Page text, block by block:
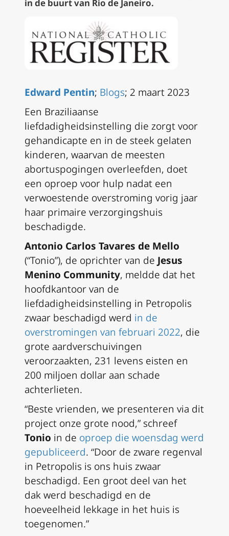
in de buurt van Rio de Janeiro.
Edward Pentin; Blogs; 2 maart 2023
Een Braziliaanse
liefdadigheidsinstelling die zorgt voor
gehandicapte en in de steek gelaten
kinderen, waarvan de meesten
abortuspogingen overleefden, doet
een oproep voor hulp nadat een
verwoestende overstroming vorig jaar
haar primaire verzorgingshuis
beschadigde.
Antonio Carlos Tavares de Mello
(“Tonio”), de oprichter van de Jesus
Menino Community, meldde dat het
hoofdkantoor van de
liefdadigheidsinstelling in Petropolis
zwaar beschadigd werd in de
overstromingen van februari 2022, die
grote aardverschuivingen
veroorzaakten, 231 levens eisten en
200 miljoen dollar aan schade
achterlieten.
“Beste vrienden, we presenteren via dit
project onze grote nood,” schreef
Tonio in de oproep die woensdag werd
gepubliceerd. “Door de zware regenval
in Petropolis is ons huis zwaar
beschadigd. Een groot deel van het
dak werd beschadigd en de
hoeveelheid lekkage in het huis is
toegenomen.”